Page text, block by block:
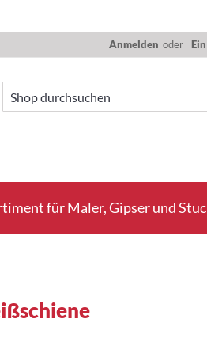
Anmelden
Suche
für Maler, Gipser und